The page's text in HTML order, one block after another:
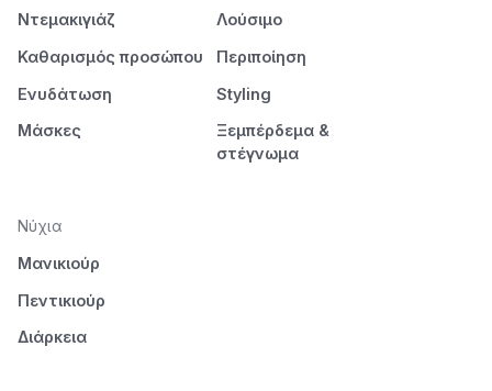
Ντεμακιγιάζ
Καθαρισμός προσώπου
Ενυδάτωση
Μάσκες
Λούσιμο
Περιποίηση
Styling
Ξεμπέρδεμα &
στέγνωμα
Νύχια
Μανικιούρ
Πεντικιούρ
Διάρκεια